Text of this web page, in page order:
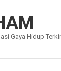
Gaya Hidup